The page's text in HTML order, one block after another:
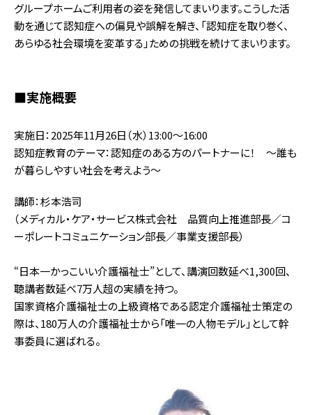
グループホームご利用者の姿を発信してまいります。こうした活
動を通じて認知症への偏見や誤解を解き、「認知症を取り巻く、
あらゆる社会環境を変革する」ための挑戦を続けてまいります。
■実施概要
実施日：2025年11月26日（水）13:00～16:00
認知症教育のテーマ：認知症のある方のパートナーに！ ～誰も
が暮らしやすい社会を考えよう～
講師：杉本浩司
（メディカル・ケア・サービス株式会社 品質向上推進部長／コ
ーポレートコミュニケーション部長／事業支援部長）
“日本一かっこいい介護福祉士”として、講演回数延べ1,300回、
聴講者数延べ7万人超の実績を持つ。
国家資格介護福祉士の上級資格である認定介護福祉士策定の
際は、180万人の介護福祉士から「唯一の人物モデル」として幹
事委員に選ばれる。